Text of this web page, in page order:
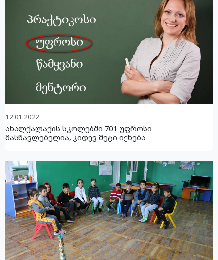
12.01.2022
ახალქალაქის სკოლებში 701 უფროსი
მასწავლებელია, კიდევ მეტი იქნება